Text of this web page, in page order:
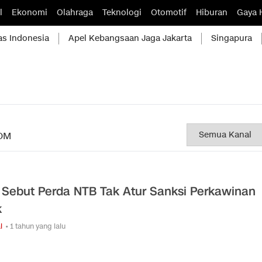
Ekonomi Olahraga Teknologi Otomotif Hiburan Gaya
Indonesia Apel Kebangsaan Jaga Jakarta Singapura
Sebut Perda NTB Tak Atur Sanksi Perkawinan
• 1 tahun yang lalu